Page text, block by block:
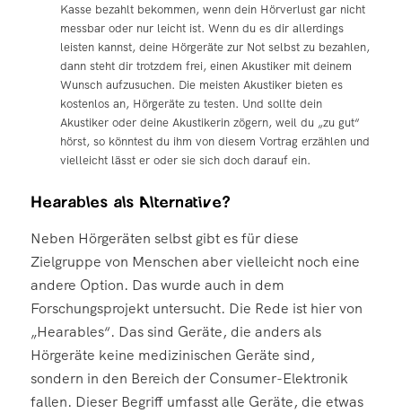
Kasse bezahlt bekommen, wenn dein Hörverlust gar nicht
messbar oder nur leicht ist. Wenn du es dir allerdings
leisten kannst, deine Hörgeräte zur Not selbst zu bezahlen,
dann steht dir trotzdem frei, einen Akustiker mit deinem
Wunsch aufzusuchen. Die meisten Akustiker bieten es
kostenlos an, Hörgeräte zu testen. Und sollte dein
Akustiker oder deine Akustikerin zögern, weil du „zu gut“
hörst, so könntest du ihm von diesem Vortrag erzählen und
vielleicht lässt er oder sie sich doch darauf ein.
Hearables als Alternative?
Neben Hörgeräten selbst gibt es für diese
Zielgruppe von Menschen aber vielleicht noch eine
andere Option. Das wurde auch in dem
Forschungsprojekt untersucht. Die Rede ist hier von
„Hearables“. Das sind Geräte, die anders als
Hörgeräte keine medizinischen Geräte sind,
sondern in den Bereich der Consumer-Elektronik
fallen. Dieser Begriff umfasst alle Geräte, die etwas